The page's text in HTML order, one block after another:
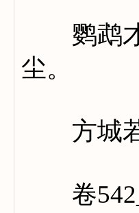
鹦鹉才
尘。
方城若
卷